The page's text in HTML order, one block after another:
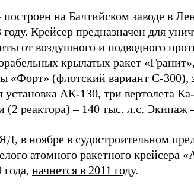
на Балтийском заводе в
Крейсер предназначен для
от воздушного и подводного
крылатых ракет
«Форт» (флотский вариант С-300),
установка АК-130, три вертолета
(2 реактора)–140 тыс. л.с. Экипаж
в ноябре в судостроительном
атомного ракетного крейсера
начнется в 2011 году.